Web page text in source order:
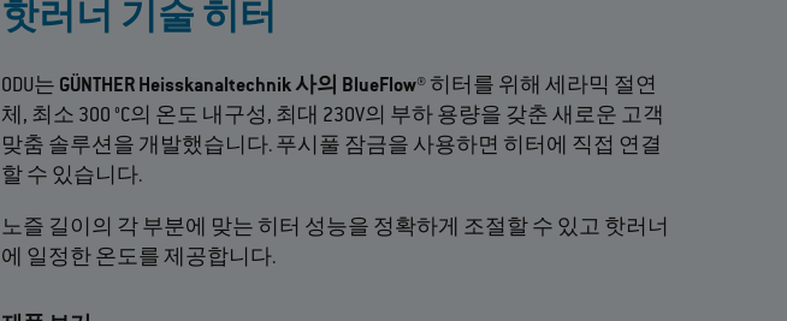
핫러너 기술 히터
ODU는 GÜNTHER Heisskanaltechnik 사의 BlueFlow® 히터를 위해 세라믹 절연
체, 최소 300 °C의 온도 내구성, 최대 230V의 부하 용량을 갖춘 새로운 고객
맞춤 솔루션을 개발했습니다. 푸시풀 잠금을 사용하면 히터에 직접 연결
할 수 있습니다.
노즐 길이의 각 부분에 맞는 히터 성능을 정확하게 조절할 수 있고 핫러너
에 일정한 온도를 제공합니다.